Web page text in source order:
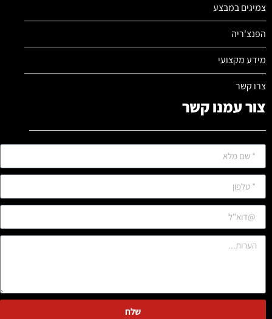
צמיגים במבצע
הפנצ'ריה
מידע מקצועי
צרו קשר
צור עמנו קשר
שלח